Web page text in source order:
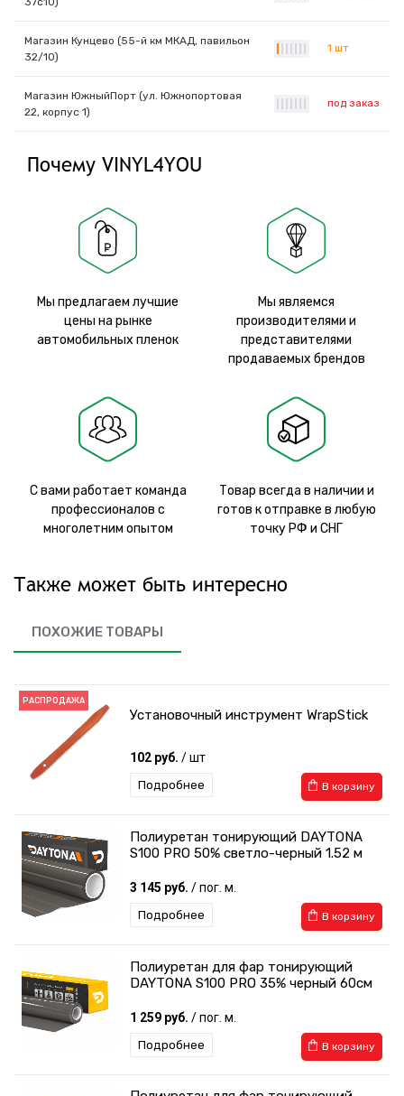
Магазин Кунцево (55-й км МКАД, павильон
32/10)
1 шт
Магазин ЮжныйПорт (ул. Южнопортовая
22, корпус 1)
под заказ
Почему VINYL4YOU
Мы предлагаем лучшие
цены на рынке
автомобильных пленок
Мы являемся
производителями и
представителями
продаваемых брендов
С вами работает команда
профессионалов с
многолетним опытом
Товар всегда в наличии и
готов к отправке в любую
точку РФ и СНГ
Также может быть интересно
ПОХОЖИЕ ТОВАРЫ
РАСПРОДАЖА
Установочный инструмент WrapStick
102 руб. / шт
В корзину
Подробнее
Полиуретан тонирующий DAYTONA
S100 PRO 50% светло-черный 1.52 м
3 145 руб. / пог. м.
В корзину
Подробнее
Полиуретан для фар тонирующий
DAYTONA S100 PRO 35% черный 60см
1 259 руб. / пог. м.
В корзину
Подробнее